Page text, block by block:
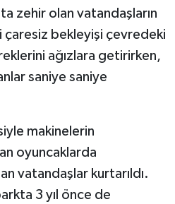
zehir olan vatandaşların
bekleyişi çevredeki
ağızlara getirirken,
saniye saniye
makinelerin
oyuncaklarda
vatandaşlar kurtarıldı.
3 yıl önce de